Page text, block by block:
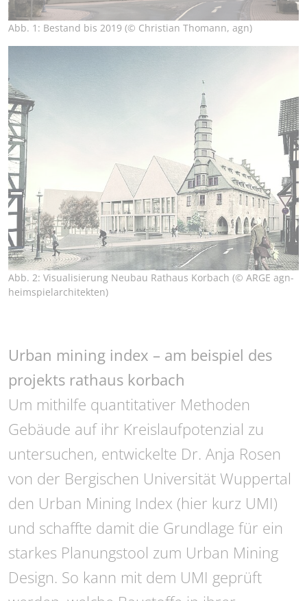
Abb. 1: Bestand bis 2019 (© Christian Thomann, agn)
Abb. 2: Visualisierung Neubau Rathaus Korbach (© ARGE agn-
heimspielarchitekten)
Urban mining index – am beispiel des
projekts rathaus korbach
Um mithilfe quantitativer Methoden
Gebäude auf ihr Kreislaufpotenzial zu
untersuchen, entwickelte Dr. Anja Rosen
von der Bergischen Universität Wuppertal
den Urban Mining Index (hier kurz UMI)
und schaffte damit die Grundlage für ein
starkes Planungstool zum Urban Mining
Design. So kann mit dem UMI geprüft